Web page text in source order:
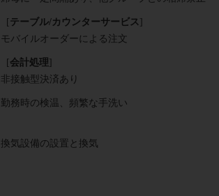
[テーブル/カウンターサービス]
モバイルオーダーによる注文
[会計処理]
非接触型決済あり
勤務時の検温 頻繁な手洗い
換気設備の設置と換気